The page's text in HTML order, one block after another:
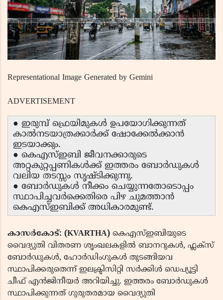
Representational Image Generated by Gemini​​​​​​​
ADVERTISEMENT
● ഇരുമ്പ് ഫ്രെയിമുകൾ ഉപയോഗിക്കുന്നത്
കാൽനടയാത്രക്കാർക്ക് ഷോക്കേൽക്കാൻ
ഇടയാക്കും.
● കെഎസ്ഇബി ജീവനക്കാരുടെ
അറ്റകുറ്റപ്പണികൾക്ക് ഇത്തരം ബോർഡുകൾ
വലിയ തടസ്സം സൃഷ്ടിക്കുന്നു.
● ബോർഡുകൾ നീക്കം ചെയ്യുന്നതോടൊപ്പം
സ്ഥാപിച്ചവർക്കെതിരെ പിഴ ചുമത്താൻ
കെഎസ്ഇബിക്ക് അധികാരമുണ്ട്.
കാസർകോട്: (KVARTHA) കെഎസ്ഇബിയുടെ
വൈദ്യുതി വിതരണ ശൃംഖലകളിൽ ബാനറുകൾ, ഫ്ലക്സ്
ബോർഡുകൾ, ഹോർഡിംഗുകൾ തുടങ്ങിയവ
സ്ഥാപിക്കരുതെന്ന് ഇലക്ട്രിസിറ്റി സർക്കിൾ ഡെപ്യൂട്ടി
ചീഫ് എൻജിനീയർ അറിയിച്ചു. ഇത്തരം ബോർഡുകൾ
സ്ഥാപിക്കുന്നത് ഗുരുതരമായ വൈദ്യുതി